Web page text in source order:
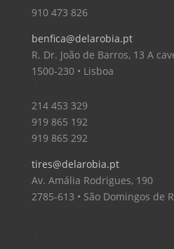
910 473 826
benfica@delarobia.pt
R. Dr. João de Barros, 13 A
1500-230 • Lisboa
214 453 329
919 865 192
919 865 292
tires@delarobia.pt
Av. Amália Rodrigues, 190
2785-613 • São Domingos de